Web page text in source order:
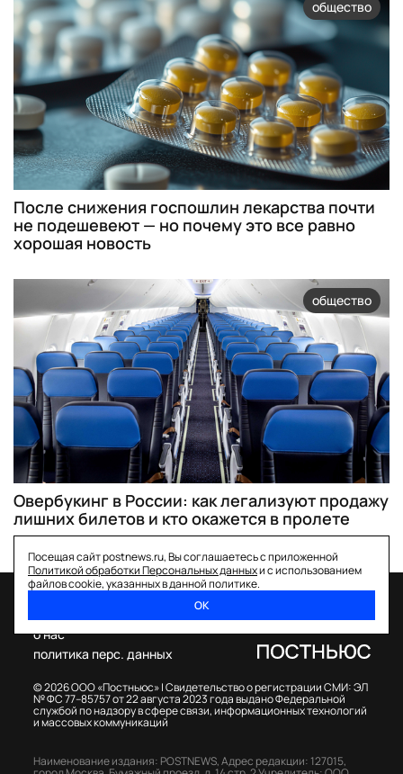
общество
После снижения госпошлин лекарства почти
не подешевеют — но почему это все равно
хорошая новость
общество
Овербукинг в России: как легализуют продажу
лишних билетов и кто окажется в пролете
Посещая сайт postnews.ru, Вы соглашаетесь с приложенной
Политикой обработки Персональных данныхи с использованием
файлов cookie, указанных в данной политике.
ОК
© 2026 ООО «Постньюс» |Свидетельство о регистрации СМИ: ЭЛ
№ ФС 77–85757 от 22 августа 2023 года выдано Федеральной
службой по надзору в сфере связи, информационных технологий
и массовых коммуникаций
о нас
политика перс. данных
Наименование издания: POSTNEWS,Адрес редакции: 127015,